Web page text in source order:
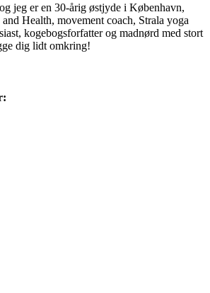
jeg er en 30-årig østjyde i København,
Health, movement coach, Strala yoga
kogebogsforfatter og madnørd med stort
dig lidt omkring!